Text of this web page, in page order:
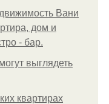
Вани
дом и
- бар.
выглядеть
квартирах